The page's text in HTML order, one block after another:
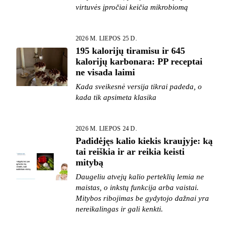
virtuvės įpročiai keičia mikrobiomą
2026 M. LIEPOS 25 D.
195 kalorijų tiramisu ir 645
kalorijų karbonara: PP receptai
ne visada laimi
Kada sveikesnė versija tikrai padeda, o
kada tik apsimeta klasika
2026 M. LIEPOS 24 D.
Padidėjęs kalio kiekis kraujyje: ką
tai reiškia ir ar reikia keisti
mitybą
Daugeliu atvejų kalio perteklių lemia ne
maistas, o inkstų funkcija arba vaistai.
Mitybos ribojimas be gydytojo dažnai yra
nereikalingas ir gali kenkti.